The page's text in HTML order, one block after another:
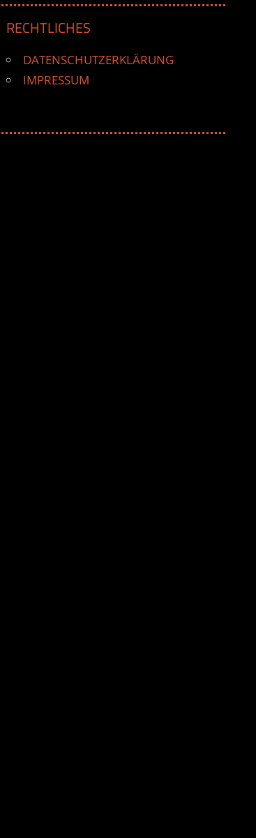
RECHTLICHES
DATENSCHUTZERKLÄRUNG
IMPRESSUM